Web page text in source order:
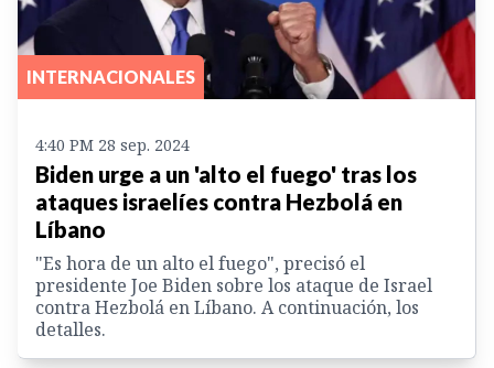
INTERNACIONALES
4:40 PM 28 sep. 2024
Biden urge a un 'alto el fuego' tras los
ataques israelíes contra Hezbolá en
Líbano
"Es hora de un alto el fuego", precisó el
presidente Joe Biden sobre los ataque de Israel
contra Hezbolá en Líbano. A continuación, los
detalles.